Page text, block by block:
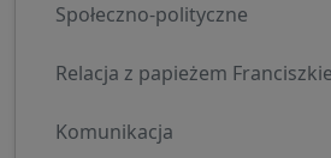
Społeczno-polityczne
Relacja z papieżem
Komunikacja